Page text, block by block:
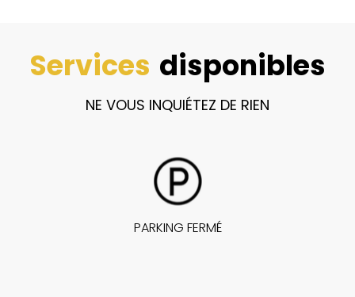
Services disponibles
NE VOUS INQUIÉTEZ DE RIEN
PARKING FERMÉ